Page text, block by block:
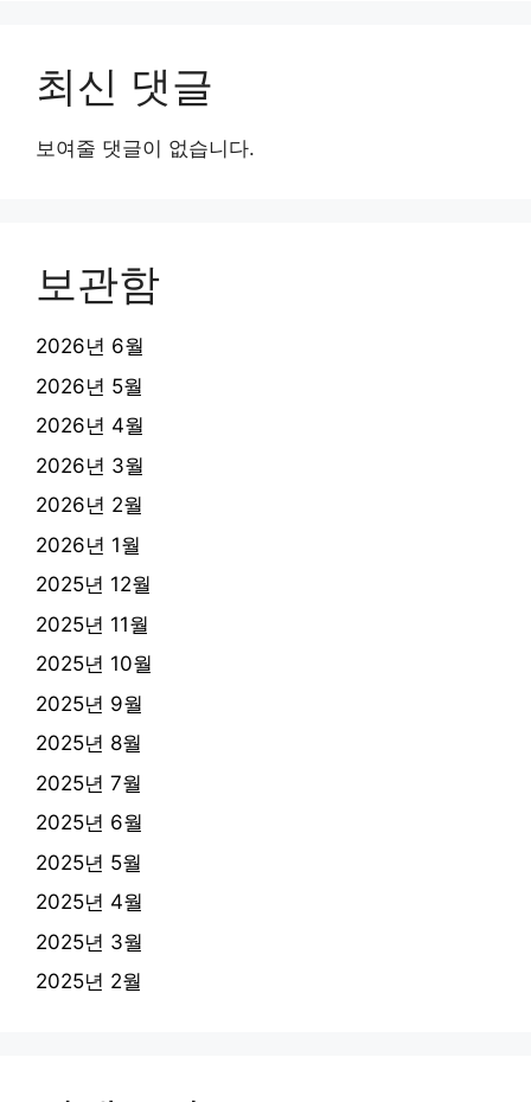
최신 댓글
보여줄 댓글이 없습니다.
보관함
2026년 6월
2026년 5월
2026년 4월
2026년 3월
2026년 2월
2026년 1월
2025년 12월
2025년 11월
2025년 10월
2025년 9월
2025년 8월
2025년 7월
2025년 6월
2025년 5월
2025년 4월
2025년 3월
2025년 2월